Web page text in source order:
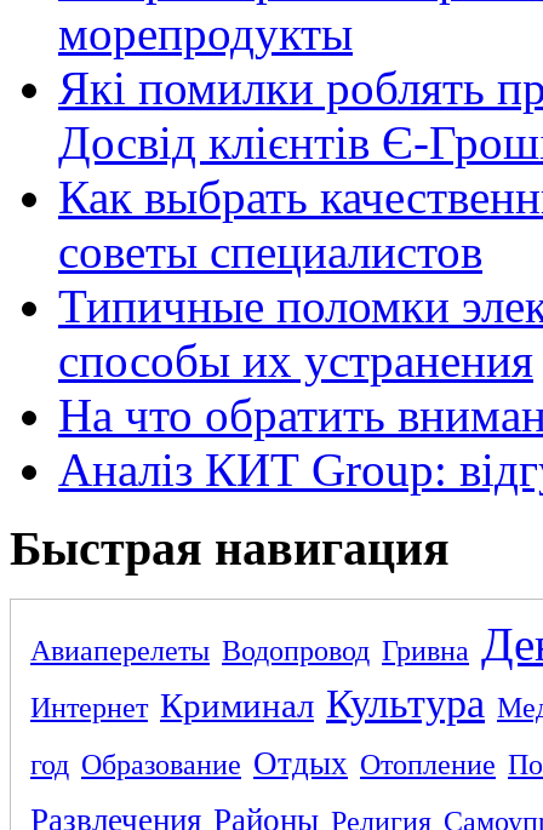
морепродукты
Які помилки роблять
Досвід клієнтів Є-
Как выбрать
советы специалистов
Типичные поломки
способы их устранения
На что обратить
Аналіз КИТ Group:
Быстрая навигация
Авиаперелеты Водопровод Гривна
Интернет Криминал Культура
год Образование Отдых Отопление
Развлечения Районы Религия